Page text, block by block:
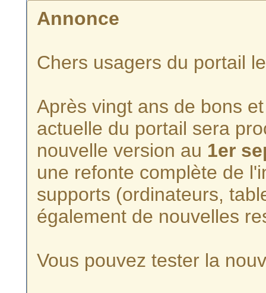
Annonce
Chers usagers du portail
Après vingt ans de bons
actuelle du portail sera
nouvelle version au 1er
une refonte complète de
supports (ordinateurs,
également de nouvelles
Vous pouvez tester la